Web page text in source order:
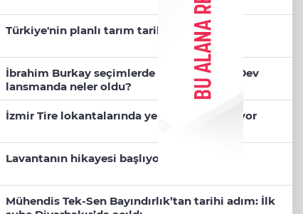
Türkiye'nin planlı tarım tarihi değişti
İbrahim Burkay seçimlerde açık ara önde! Dev
lansmanda neler oldu?
İzmir Tire lokantalarında yeni dönem başlıyor
Lavantanın hikayesi başlıyor
Mühendis Tek-Sen Bayındırlık’tan tarihi adım: İlk